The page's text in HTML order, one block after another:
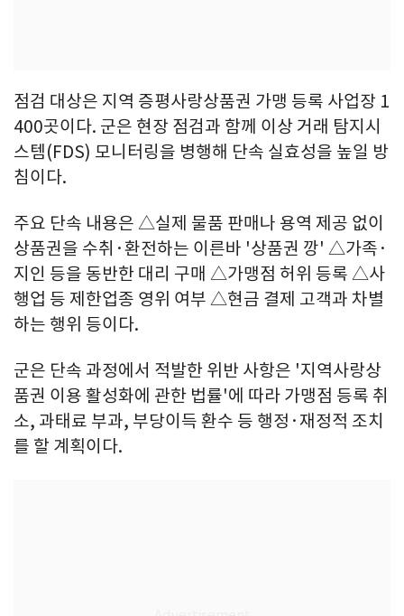
점검 대상은 지역 증평사랑상품권 가맹 등록 사업장 1
400곳이다. 군은 현장 점검과 함께 이상 거래 탐지시
스템(FDS) 모니터링을 병행해 단속 실효성을 높일 방
침이다.
주요 단속 내용은 △실제 물품 판매나 용역 제공 없이
상품권을 수취·환전하는 이른바 '상품권 깡' △가족·
지인 등을 동반한 대리 구매 △가맹점 허위 등록 △사
행업 등 제한업종 영위 여부 △현금 결제 고객과 차별
하는 행위 등이다.
군은 단속 과정에서 적발한 위반 사항은 '지역사랑상
품권 이용 활성화에 관한 법률'에 따라 가맹점 등록 취
소, 과태료 부과, 부당이득 환수 등 행정·재정적 조치
를 할 계획이다.